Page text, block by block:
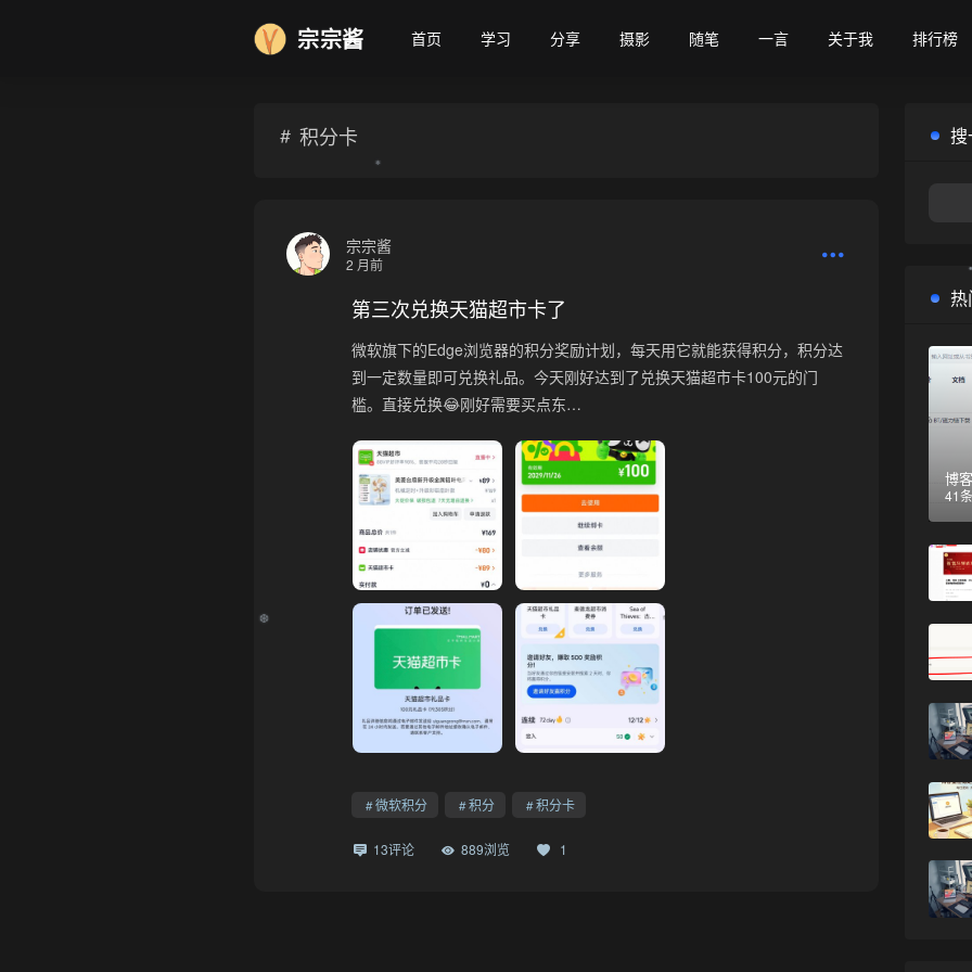
❄
宗宗酱 首页 学习 分享 摄影 随笔 一言 关于我 排行榜
积分卡
宗宗酱
2 月前
第三次兑换天猫超市卡了
微软旗下的Edge浏览器的积分奖励计划，每天用它就能获得积分，积分达
到一定数量即可兑换礼品。今天刚好达到了兑换天猫超市卡100元的门
槛。直接兑换😂刚好需要买点东…
微软积分 积分 积分卡
13评论 889浏览 1
搜
热
博
41